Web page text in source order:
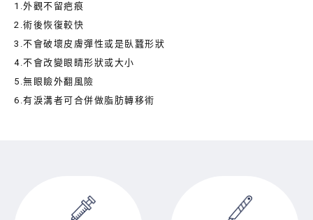
1.外觀不留疤痕
2.術後恢復較快
3.不會破壞皮膚彈性或是臥蠶形狀
4.不會改變眼睛形狀或大小
5.無眼瞼外翻風險
6.有淚溝者可合併做脂肪轉移術